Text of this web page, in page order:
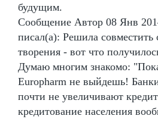
будущим.
Сообщение Автор 08 Янв
писал(а): Решила совместить
творения - вот что
Думаю многим знакомо:
Europharm не выйдешь!
почти не увеличивают
кредитование населения